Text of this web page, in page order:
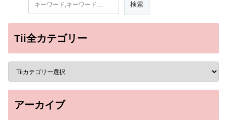
Tii全カテゴリー
アーカイブ